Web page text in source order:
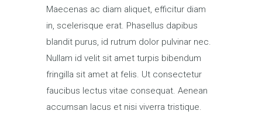
Maecenas ac diam aliquet, efficitur diam
in, scelerisque erat. Phasellus dapibus
blandit purus, id rutrum dolor pulvinar nec.
Nullam id velit sit amet turpis bibendum
fringilla sit amet at felis. Ut consectetur
faucibus lectus vitae consequat. Aenean
accumsan lacus et nisi viverra tristique.